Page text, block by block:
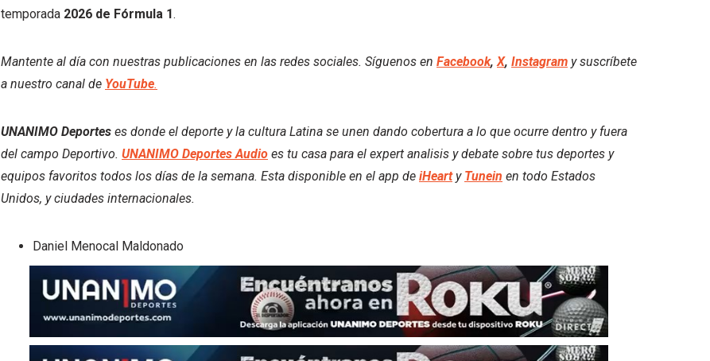
temporada 2026 de Fórmula 1.
Mantente al día con nuestras publicaciones en las redes sociales. Síguenos en Facebook,X, Instagram y suscríbete
a nuestro canal de YouTube.
UNANIMO Deportes es donde el deporte y la cultura Latina se unen dando cobertura a lo que ocurre dentro y fuera
del campo Deportivo. UNANIMO Deportes Audio es tu casa para el expert analisis y debate sobre tus deportes y
equipos favoritos todos los días de la semana. Esta disponible en el app de iHeart y Tunein en todo Estados
Unidos, y ciudades internacionales.
Daniel Menocal Maldonado